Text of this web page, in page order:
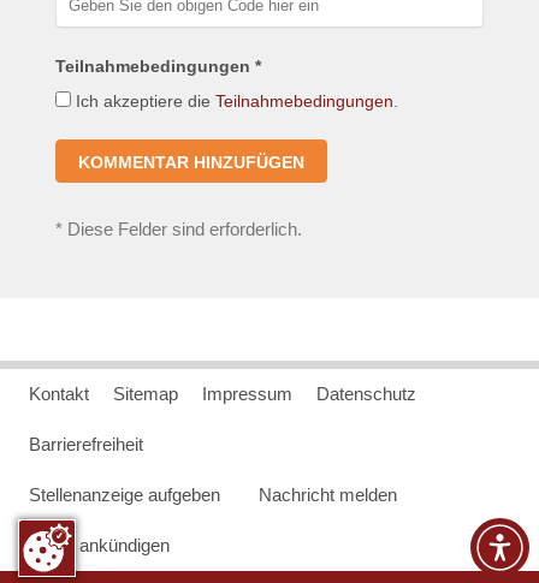
Teilnahmebedingungen *
Ich akzeptiere die Teilnahmebedingungen
*Diese Felder sind erforderlich.
Kontakt Sitemap Impressum Datenschutz
Barrierefreiheit
Stellenanzeige aufgeben Nachricht melden
Event ankündigen